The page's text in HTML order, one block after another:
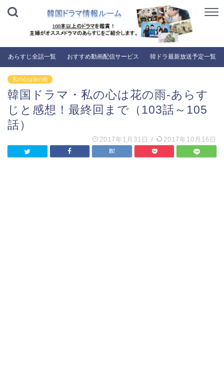
あらすじ全話一覧 おすすめ動画配信サービス 韓ドラ最新放送予定一覧
私の心は花の雨
韓国ドラマ・私の心は花の雨-あらす
じと感想！最終回まで（103話～105
話）
2017年1月31日 / 2017年10月16日